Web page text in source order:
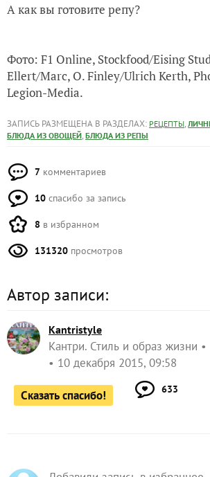
А как вы готовите репу?
Фото: F1 Online, Stockfood/Eising
Ellert/Marc, O. Finley/Ulrich Kerth,
Legion-Media.
ЗАПИСЬ РАЗМЕЩЕНА В РАЗДЕЛАХ: РЕЦЕПТЫ,
БЛЮДА ИЗ ОВОЩЕЙ, БЛЮДА ИЗ РЕПЫ
7 комментариев
10 спасибо за запись
8 в избранном
131320 просмотров
Автор записи:
Kantristyle
Кантри. Стиль и образ жизни
10 декабря 2015, 09:58
Сказать спасибо! 633